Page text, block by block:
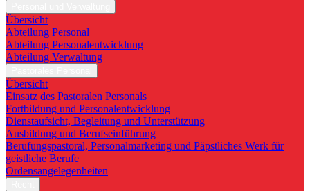
Übersicht
Abteilung Personal
Abteilung Personalentwicklung
Abteilung Verwaltung
Übersicht
Einsatz des Pastoralen Personals
Fortbildung und Personalentwicklung
Dienstaufsicht, Begleitung und Unterstützung
Ausbildung und Berufseinführung
Berufungspastoral, Personalmarketing und Päpstliches Werk für
geistliche Berufe
Ordensangelegenheiten